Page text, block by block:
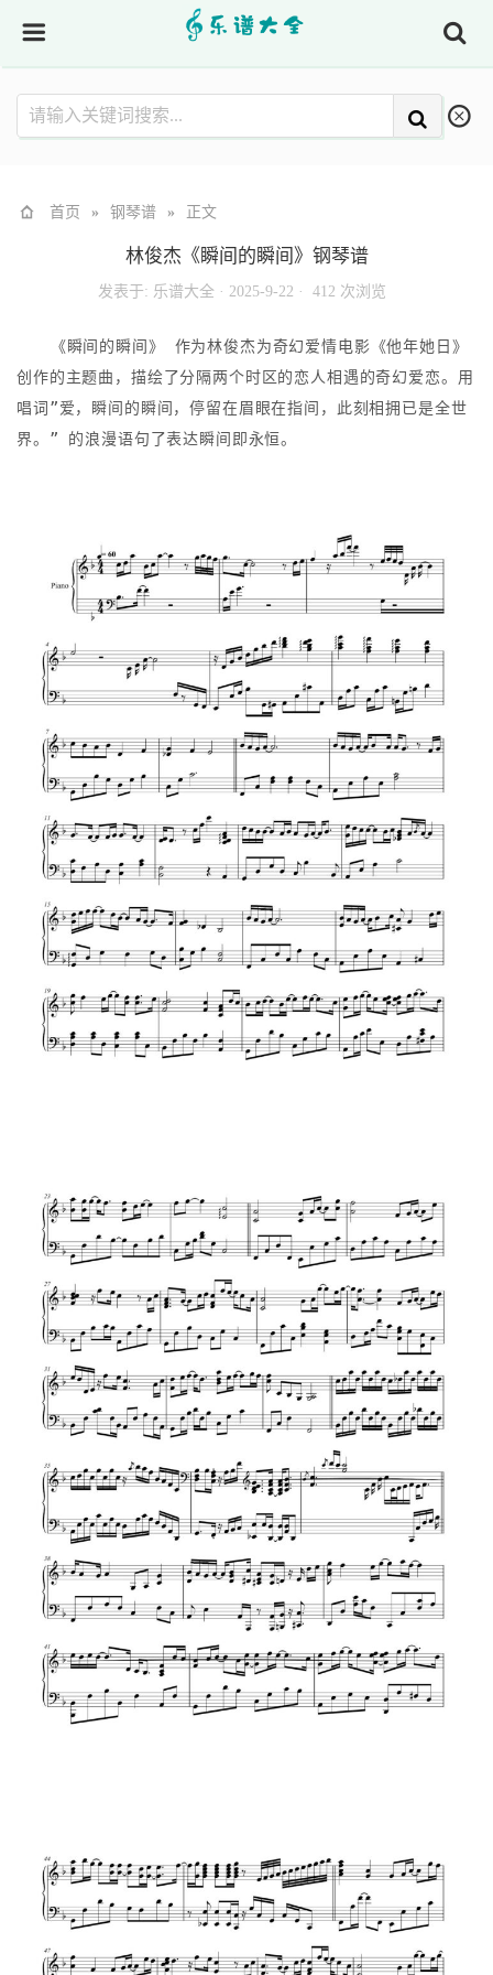
首页 » 钢琴谱 » 正文
林俊杰《瞬间的瞬间》钢琴谱
发表于: 乐谱大全 · 2025-9-22 · 412 次浏览
《瞬间的瞬间》 作为林俊杰为奇幻爱情电影《他年她日》
创作的主题曲，描绘了分隔两个时区的恋人相遇的奇幻爱恋。用
唱词”爱，瞬间的瞬间，停留在眉眼在指间，此刻相拥已是全世
界。” 的浪漫语句了表达瞬间即永恒。